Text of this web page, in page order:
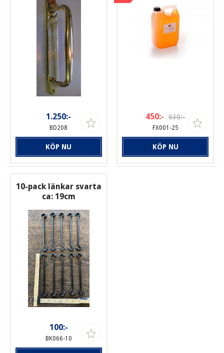
1.250:-
BD208
KÖP NU
450:- 630:-
FX001-25
KÖP NU
10-pack länkar svarta
ca: 19cm
100:-
BK066-10